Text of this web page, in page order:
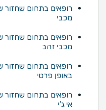
רופאים בתחום
מכבי
רופאים בתחום
מכבי זהב
רופאים בתחום
באופן פרטי
רופאים בתחום שחזור
אי ג'י